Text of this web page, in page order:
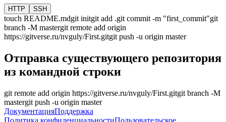
HTTP SSH
touch README.mdgit initgit add .git commit -m "first_commit"git
branch -M mastergit remote add origin
https://gitverse.ru/nvguly/First.gitgit push -u origin master
Отправка существующего репозитория
из командной строки
git remote add origin https://gitverse.ru/nvguly/First.gitgit branch -M
mastergit push -u origin master
ДокументацияПоддержка
Политика конфиденциальностиПользовательское